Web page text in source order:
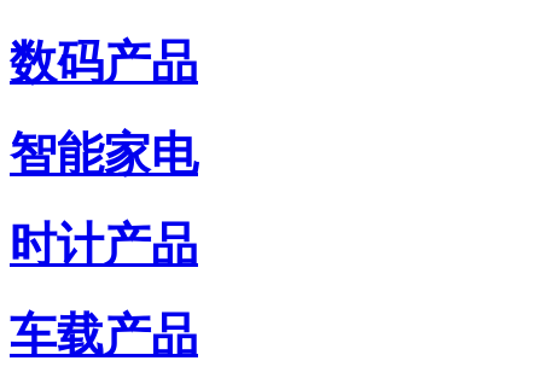
数码产品
智能家电
时计产品
车载产品